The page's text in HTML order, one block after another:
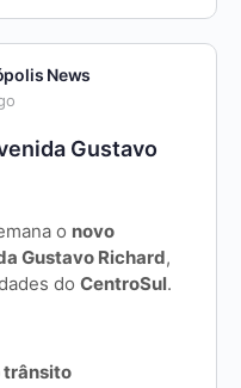
News
Gustavo
o novo
Gustavo Richard,
do CentroSul.
trânsito